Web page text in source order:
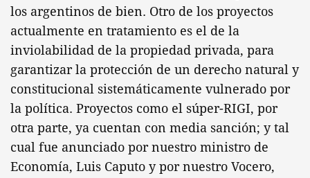
los argentinos de bien. Otro de los proyectos
actualmente en tratamiento es el de la
inviolabilidad de la propiedad privada, para
garantizar la protección de un derecho natural y
constitucional sistemáticamente vulnerado por
la política. Proyectos como el súper-RIGI, por
otra parte, ya cuentan con media sanción; y tal
cual fue anunciado por nuestro ministro de
Economía, Luis Caputo y por nuestro Vocero,